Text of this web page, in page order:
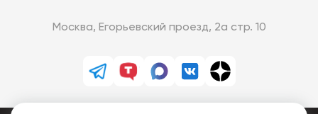
Москва, Егорьевский проезд, 2а стр. 10